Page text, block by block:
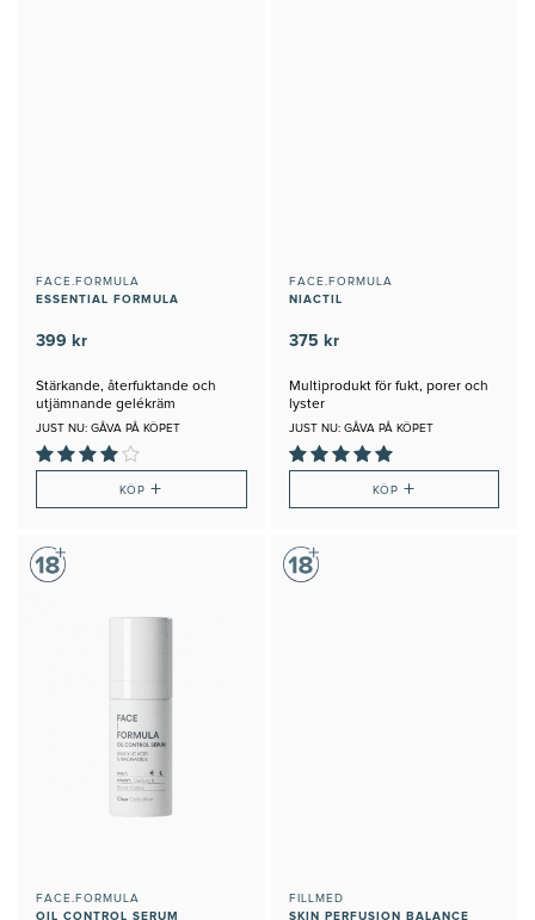
FACE.FORMULA
ESSENTIAL FORMULA
399 kr
Stärkande, återfuktande och
utjämnande gelékräm
JUST NU: GÅVA PÅ KÖPET
KÖP+
FACE.FORMULA
NIACTIL
375 kr
Multiprodukt för fukt, porer och
lyster
JUST NU: GÅVA PÅ KÖPET
KÖP +
FACE.FORMULA
OIL CONTROL SERUM
FILLMED
SKIN PERFUSION BALANCE